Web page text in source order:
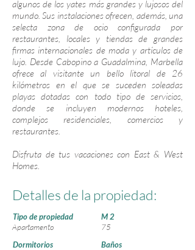
algunos de los yates más grandes y lujosos del
mundo. Sus instalaciones ofrecen, además, una
selecta zona de ocio configurada por
restaurantes, locales y tiendas de grandes
firmas internacionales de moda y artículos de
lujo. Desde Cabopino a Guadalmina, Marbella
ofrece al visitante un bello litoral de 26
kilómetros en el que se suceden soleadas
playas dotadas con todo tipo de servicios,
donde se incluyen modernos hoteles,
complejos residenciales, comercios y
restaurantes.
Disfruta de tus vacaciones con East & West
Homes.
Detalles de la propiedad:
Tipo de propiedad
Apartamento
Dormitorios
M 2
75
Baños